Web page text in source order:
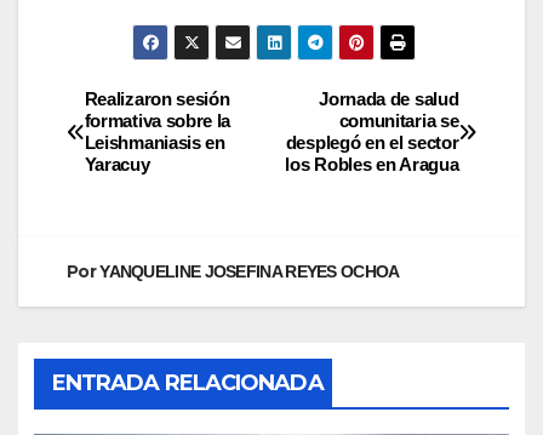
Jornada de salud
comunitaria se
desplegó en el sector
los Robles en Aragua
Realizaron sesión
formativa sobre la
Leishmaniasis en
Yaracuy
PorYANQUELINE JOSEFINA REYES OCHOA
ENTRADA RELACIONADA